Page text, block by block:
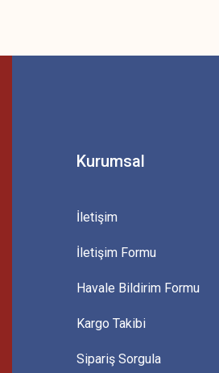
Bu ürüne ilk yorumu siz yapın!
Gönder
Kurumsal
İletişim
İletişim Formu
Havale Bildirim Formu
Kargo Takibi
Sipariş Sorgula